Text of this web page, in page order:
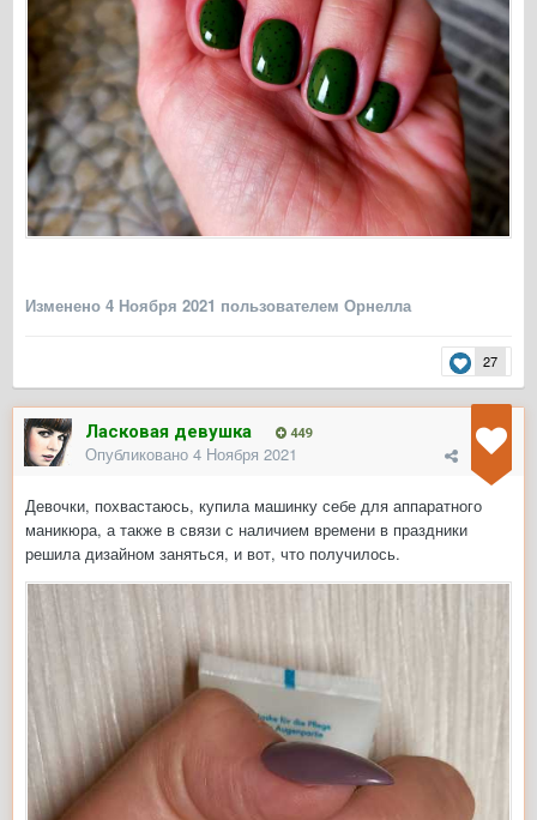
Изменено 4 Ноября 2021 пользователем Орнелла
27
Ласковая девушка 449
Опубликовано 4 Ноября 2021
Девочки, похвастаюсь, купила машинку себе для аппаратного
маникюра, а также в связи с наличием времени в праздники
решила дизайном заняться, и вот, что получилось.